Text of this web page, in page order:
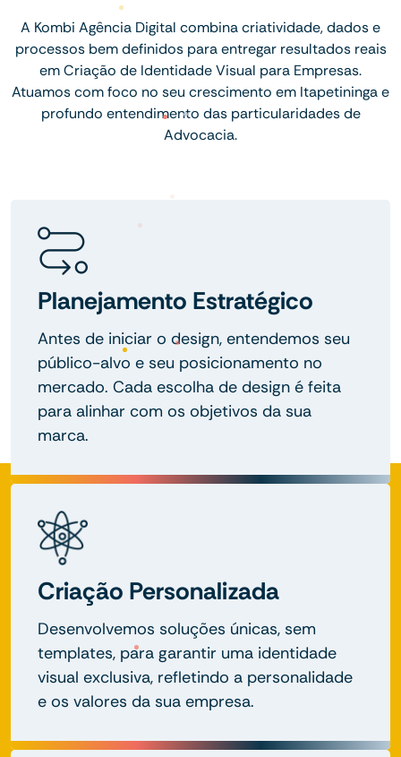
A Kombi Agência Digital combina criatividade, dados e
processos bem definidos para entregar resultados reais
em Criação de Identidade Visual para Empresas.
Atuamos com foco no seu crescimento em Itapetininga e
profundo entendimento das particularidades de
Advocacia.
Planejamento Estratégico
Antes de iniciar o design, entendemos seu
público-alvo e seu posicionamento no
mercado. Cada escolha de design é feita
para alinhar com os objetivos da sua
marca.
Criação Personalizada
Desenvolvemos soluções únicas, sem
templates, para garantir uma identidade
visual exclusiva, refletindo a personalidade
e os valores da sua empresa.